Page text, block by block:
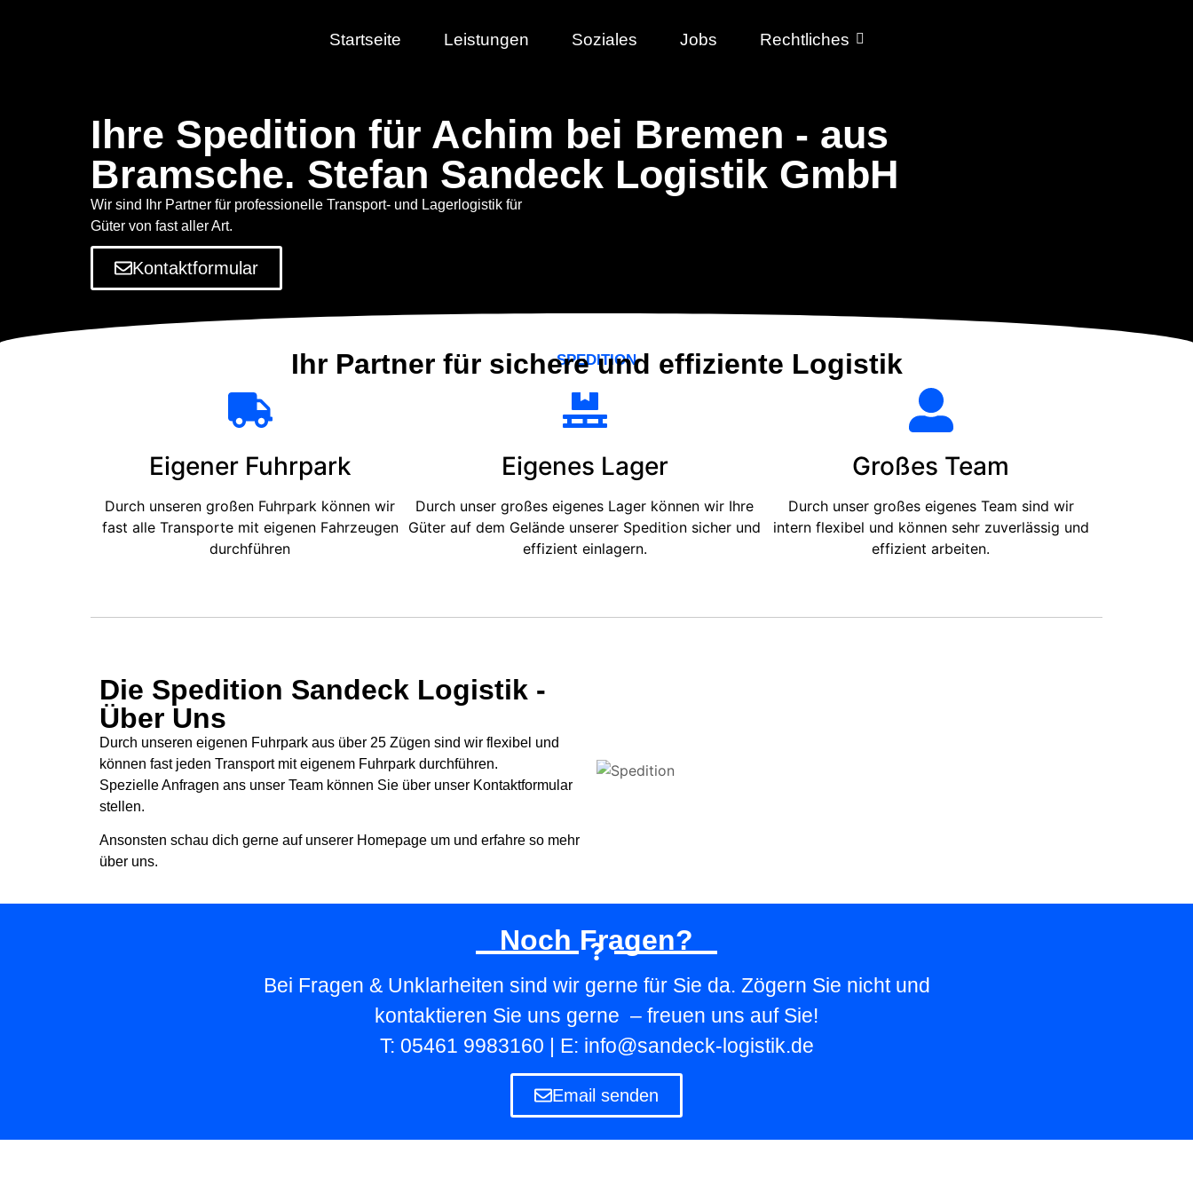
Startseite Leistungen Soziales Jobs Rechtliches
Ihre Spedition für Achim bei Bremen - aus
Bramsche. Stefan Sandeck Logistik GmbH
Wir sind Ihr Partner für professionelle Transport- und Lagerlogistik für
Güter von fast aller Art.
Kontaktformular
SPEDITION
Ihr Partner für sichere und effiziente Logistik
Eigener Fuhrpark
Durch unseren großen Fuhrpark können wir
fast alle Transporte mit eigenen Fahrzeugen
durchführen
Eigenes Lager
Durch unser großes eigenes Lager können wir Ihre
Güter auf dem Gelände unserer Spedition sicher und
effizient einlagern.
Großes Team
Durch unser großes eigenes Team sind wir
intern flexibel und können sehr zuverlässig und
effizient arbeiten.
Die Spedition Sandeck Logistik -
Über Uns
Durch unseren eigenen Fuhrpark aus über 25 Zügen sind wir flexibel und
können fast jeden Transport mit eigenem Fuhrpark durchführen.
Spezielle Anfragen ans unser Team können Sie über unser Kontaktformular
stellen.
Ansonsten schau dich gerne auf unserer Homepage um und erfahre so mehr
über uns.
Noch Fragen?
Bei Fragen & Unklarheiten sind wir gerne für Sie da. Zögern Sie nicht und
kontaktieren Sie uns gerne – freuen uns auf Sie!
T: 05461 9983160 | E: info@sandeck-logistik.de
Email senden